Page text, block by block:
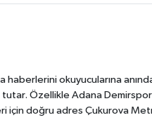
okuyucularına anında
tutar. Özellikle Adana
için doğru adres Çukurova